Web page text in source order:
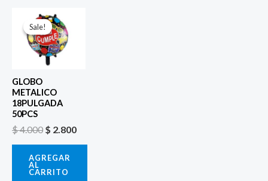
Sale!
Sale!
GLOBO
METALICO
18PULGADA
50PCS
$4.000
El
precio
original
era:
$ 4.000.
$ 2.800
AGREGAR
AL
CARRITO